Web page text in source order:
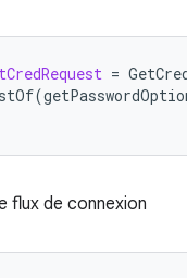
=
(
flux de connexion